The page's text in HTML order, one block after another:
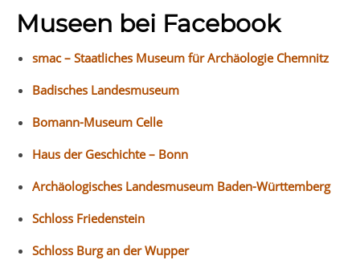
Museen bei Facebook
smac – Staatliches Museum für Archäologie Chemnitz
Badisches Landesmuseum
Bomann-Museum Celle
Haus der Geschichte – Bonn
Archäologisches Landesmuseum Baden-Württemberg
Schloss Friedenstein
Schloss Burg an der Wupper